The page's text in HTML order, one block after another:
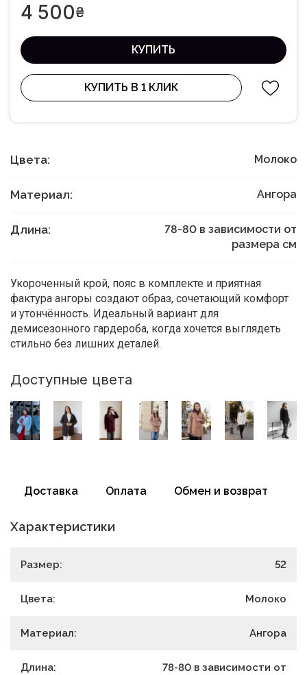
4 500₴
КУПИТЬ
КУПИТЬ В 1 КЛИК
Цвета: Молоко
Материал: Ангора
Длина:
78-80 в зависимости от
размера см
Укороченный крой, пояс в комплекте и приятная
фактура ангоры создают образ, сочетающий комфорт
и утончённость. Идеальный вариант для
демисезонного гардероба, когда хочется выглядеть
стильно без лишних деталей.
Доступные цвета
Доставка Оплата Обмен и возврат
Характеристики
Размер: 52
Цвета: Молоко
Материал: Ангора
Длина:
78-80 в зависимости от